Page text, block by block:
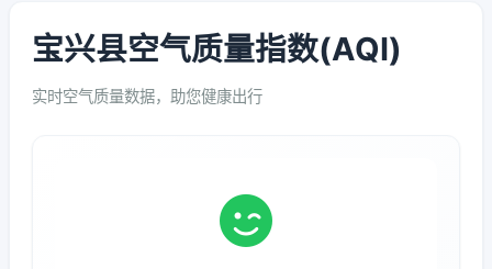
宝兴县空气质量指数(AQI)
实时空气质量数据，助您健康出行